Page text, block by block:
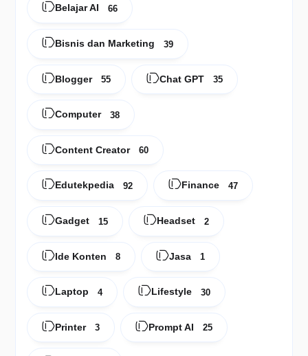
Belajar AI 66
Bisnis dan Marketing 39
Blogger 55 Chat GPT 35
Computer 38
Content Creator 60
Edutekpedia 92 Finance 47
Gadget 15 Headset 2
Ide Konten 8 Jasa 1
Laptop 4 Lifestyle 30
Printer 3 Prompt AI 25